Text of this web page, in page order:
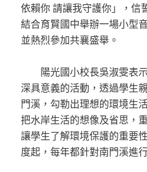
依賴你 請讓我守護你」，信
結合育賢國中舉辦一場小型
並熱烈參加共襄盛舉。
陽光國小校長吳淑雯表示
深具意義的活動，透過學生
門溪，勾勒出理想的環境生
把水岸生活的想像及省思，
讓學生了解環境保護的重要
度起，每年都針對南門溪進